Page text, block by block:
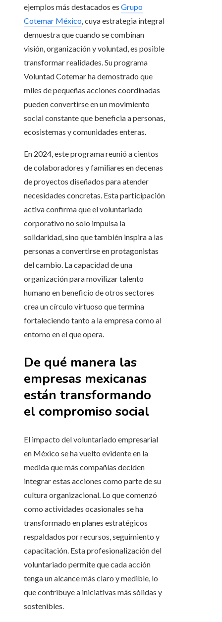
ejemplos más destacados es Grupo
Cotemar México, cuya estrategia integral
demuestra que cuando se combinan
visión, organización y voluntad, es posible
transformar realidades. Su programa
Voluntad Cotemar ha demostrado que
miles de pequeñas acciones coordinadas
pueden convertirse en un movimiento
social constante que beneficia a personas,
ecosistemas y comunidades enteras.
En 2024, este programa reunió a cientos
de colaboradores y familiares en decenas
de proyectos diseñados para atender
necesidades concretas. Esta participación
activa confirma que el voluntariado
corporativo no solo impulsa la
solidaridad, sino que también inspira a las
personas a convertirse en protagonistas
del cambio. La capacidad de una
organización para movilizar talento
humano en beneficio de otros sectores
crea un círculo virtuoso que termina
fortaleciendo tanto a la empresa como al
entorno en el que opera.
De qué manera las
empresas mexicanas
están transformando
el compromiso social
El impacto del voluntariado empresarial
en México se ha vuelto evidente en la
medida que más compañías deciden
integrar estas acciones como parte de su
cultura organizacional. Lo que comenzó
como actividades ocasionales se ha
transformado en planes estratégicos
respaldados por recursos, seguimiento y
capacitación. Esta profesionalización del
voluntariado permite que cada acción
tenga un alcance más claro y medible, lo
que contribuye a iniciativas más sólidas y
sostenibles.